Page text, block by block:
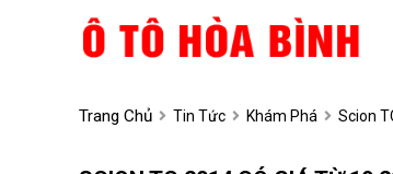
Trang Chủ Tin Tức Khám Phá Scion